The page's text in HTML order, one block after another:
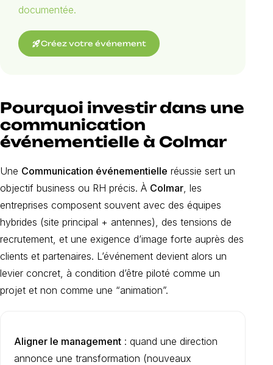
documentée.
rocket_launchCréez votre événement
Pourquoi investir dans une
communication
événementielle à Colmar
Une Communication événementielle réussie sert un
objectif business ou RH précis. À Colmar , les
entreprises composent souvent avec des équipes
hybrides (site principal + antennes), des tensions de
recrutement, et une exigence d’image forte auprès des
clients et partenaires. L’événement devient alors un
levier concret, à condition d’être piloté comme un
projet et non comme une “animation”.
Aligner le management : quand une direction
annonce une transformation (nouveaux